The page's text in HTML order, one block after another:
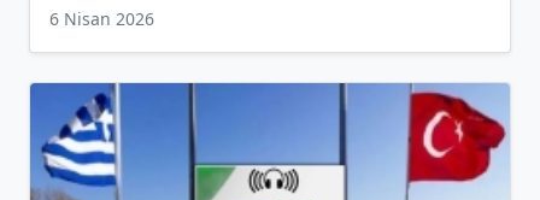
6 Nisan 2026